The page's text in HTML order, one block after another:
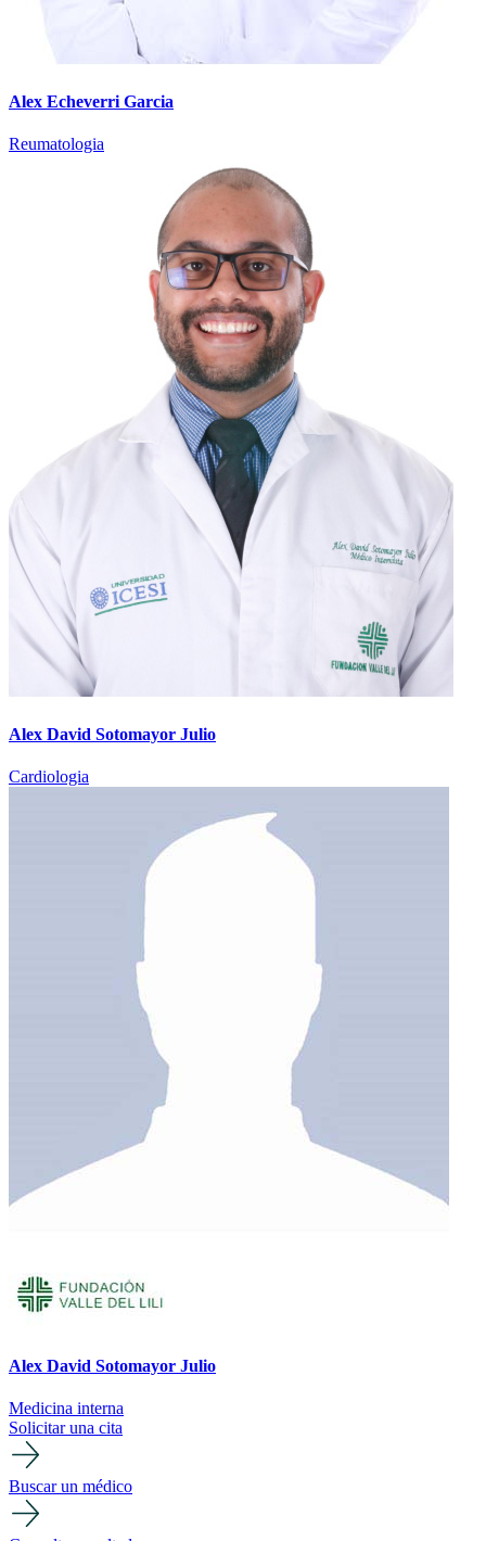
Alex Echeverri Garcia
Reumatologia
Alex David Sotomayor Julio
Cardiologia
Alex David Sotomayor Julio
Medicina interna
Solicitar una cita
Buscar un médico